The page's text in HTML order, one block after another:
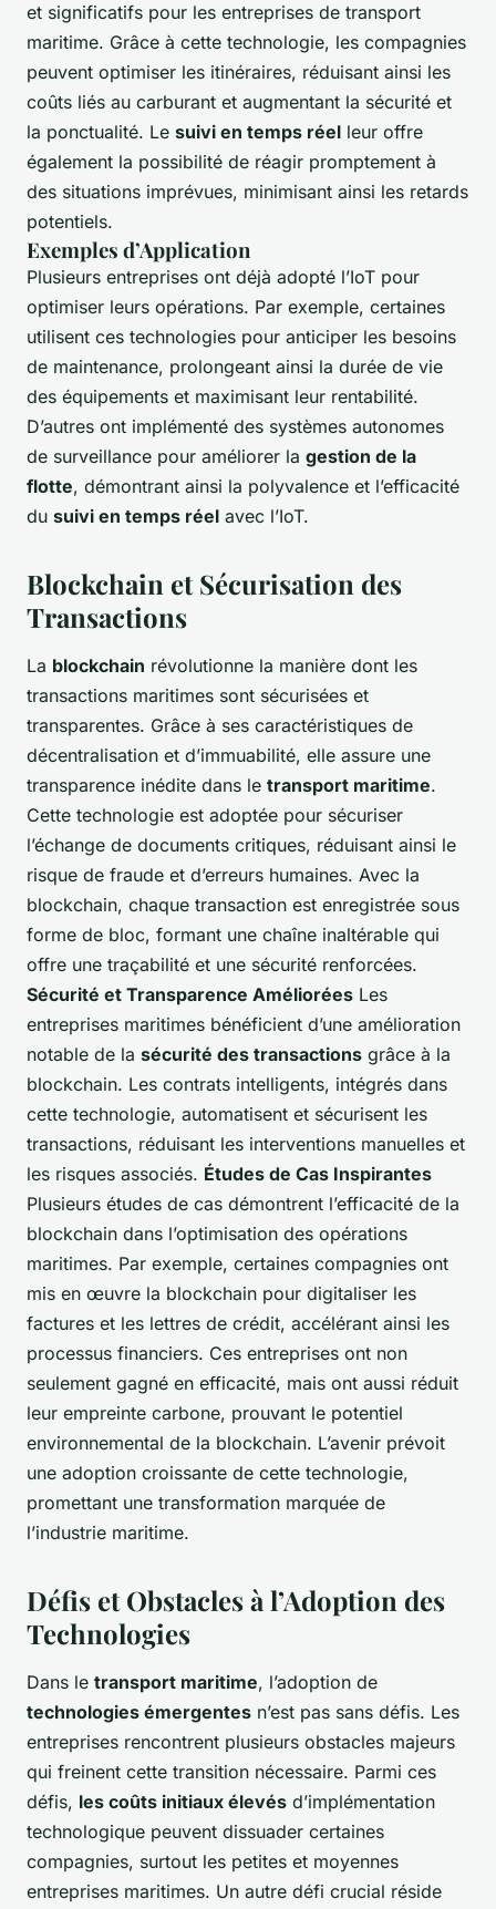
et significatifs pour les entreprises de transport
maritime. Grâce à cette technologie, les compagnies
peuvent optimiser les itinéraires, réduisant ainsi les
coûts liés au carburant et augmentant la sécurité et
la ponctualité. Le suivi en temps réel leur offre
également la possibilité de réagir promptement à
des situations imprévues, minimisant ainsi les retards
potentiels.
Exemples d’Application
Plusieurs entreprises ont déjà adopté l’IoT pour
optimiser leurs opérations. Par exemple, certaines
utilisent ces technologies pour anticiper les besoins
de maintenance, prolongeant ainsi la durée de vie
des équipements et maximisant leur rentabilité.
D’autres ont implémenté des systèmes autonomes
de surveillance pour améliorer la gestion de la
flotte, démontrant ainsi la polyvalence et l’efficacité
du suivi en temps réel avec l’IoT.
Blockchain et Sécurisation des
Transactions
La blockchain révolutionne la manière dont les
transactions maritimes sont sécurisées et
transparentes. Grâce à ses caractéristiques de
décentralisation et d’immuabilité, elle assure une
transparence inédite dans le transport maritime.
Cette technologie est adoptée pour sécuriser
l’échange de documents critiques, réduisant ainsi le
risque de fraude et d’erreurs humaines. Avec la
blockchain, chaque transaction est enregistrée sous
forme de bloc, formant une chaîne inaltérable qui
offre une traçabilité et une sécurité renforcées.
Sécurité et Transparence Améliorées Les
entreprises maritimes bénéficient d’une amélioration
notable de la sécurité des transactions grâce à la
blockchain. Les contrats intelligents, intégrés dans
cette technologie, automatisent et sécurisent les
transactions, réduisant les interventions manuelles et
les risques associés. Études de Cas Inspirantes
Plusieurs études de cas démontrent l’efficacité de la
blockchain dans l’optimisation des opérations
maritimes. Par exemple, certaines compagnies ont
mis en œuvre la blockchain pour digitaliser les
factures et les lettres de crédit, accélérant ainsi les
processus financiers. Ces entreprises ont non
seulement gagné en efficacité, mais ont aussi réduit
leur empreinte carbone, prouvant le potentiel
environnemental de la blockchain. L’avenir prévoit
une adoption croissante de cette technologie,
promettant une transformation marquée de
l’industrie maritime.
Défis et Obstacles à l’Adoption des
Technologies
Dans le transport maritime, l’adoption de
technologies émergentes n’est pas sans défis. Les
entreprises rencontrent plusieurs obstacles majeurs
qui freinent cette transition nécessaire. Parmi ces
défis, les coûts initiaux élevés d’implémentation
technologique peuvent dissuader certaines
compagnies, surtout les petites et moyennes
entreprises maritimes. Un autre défi crucial réside